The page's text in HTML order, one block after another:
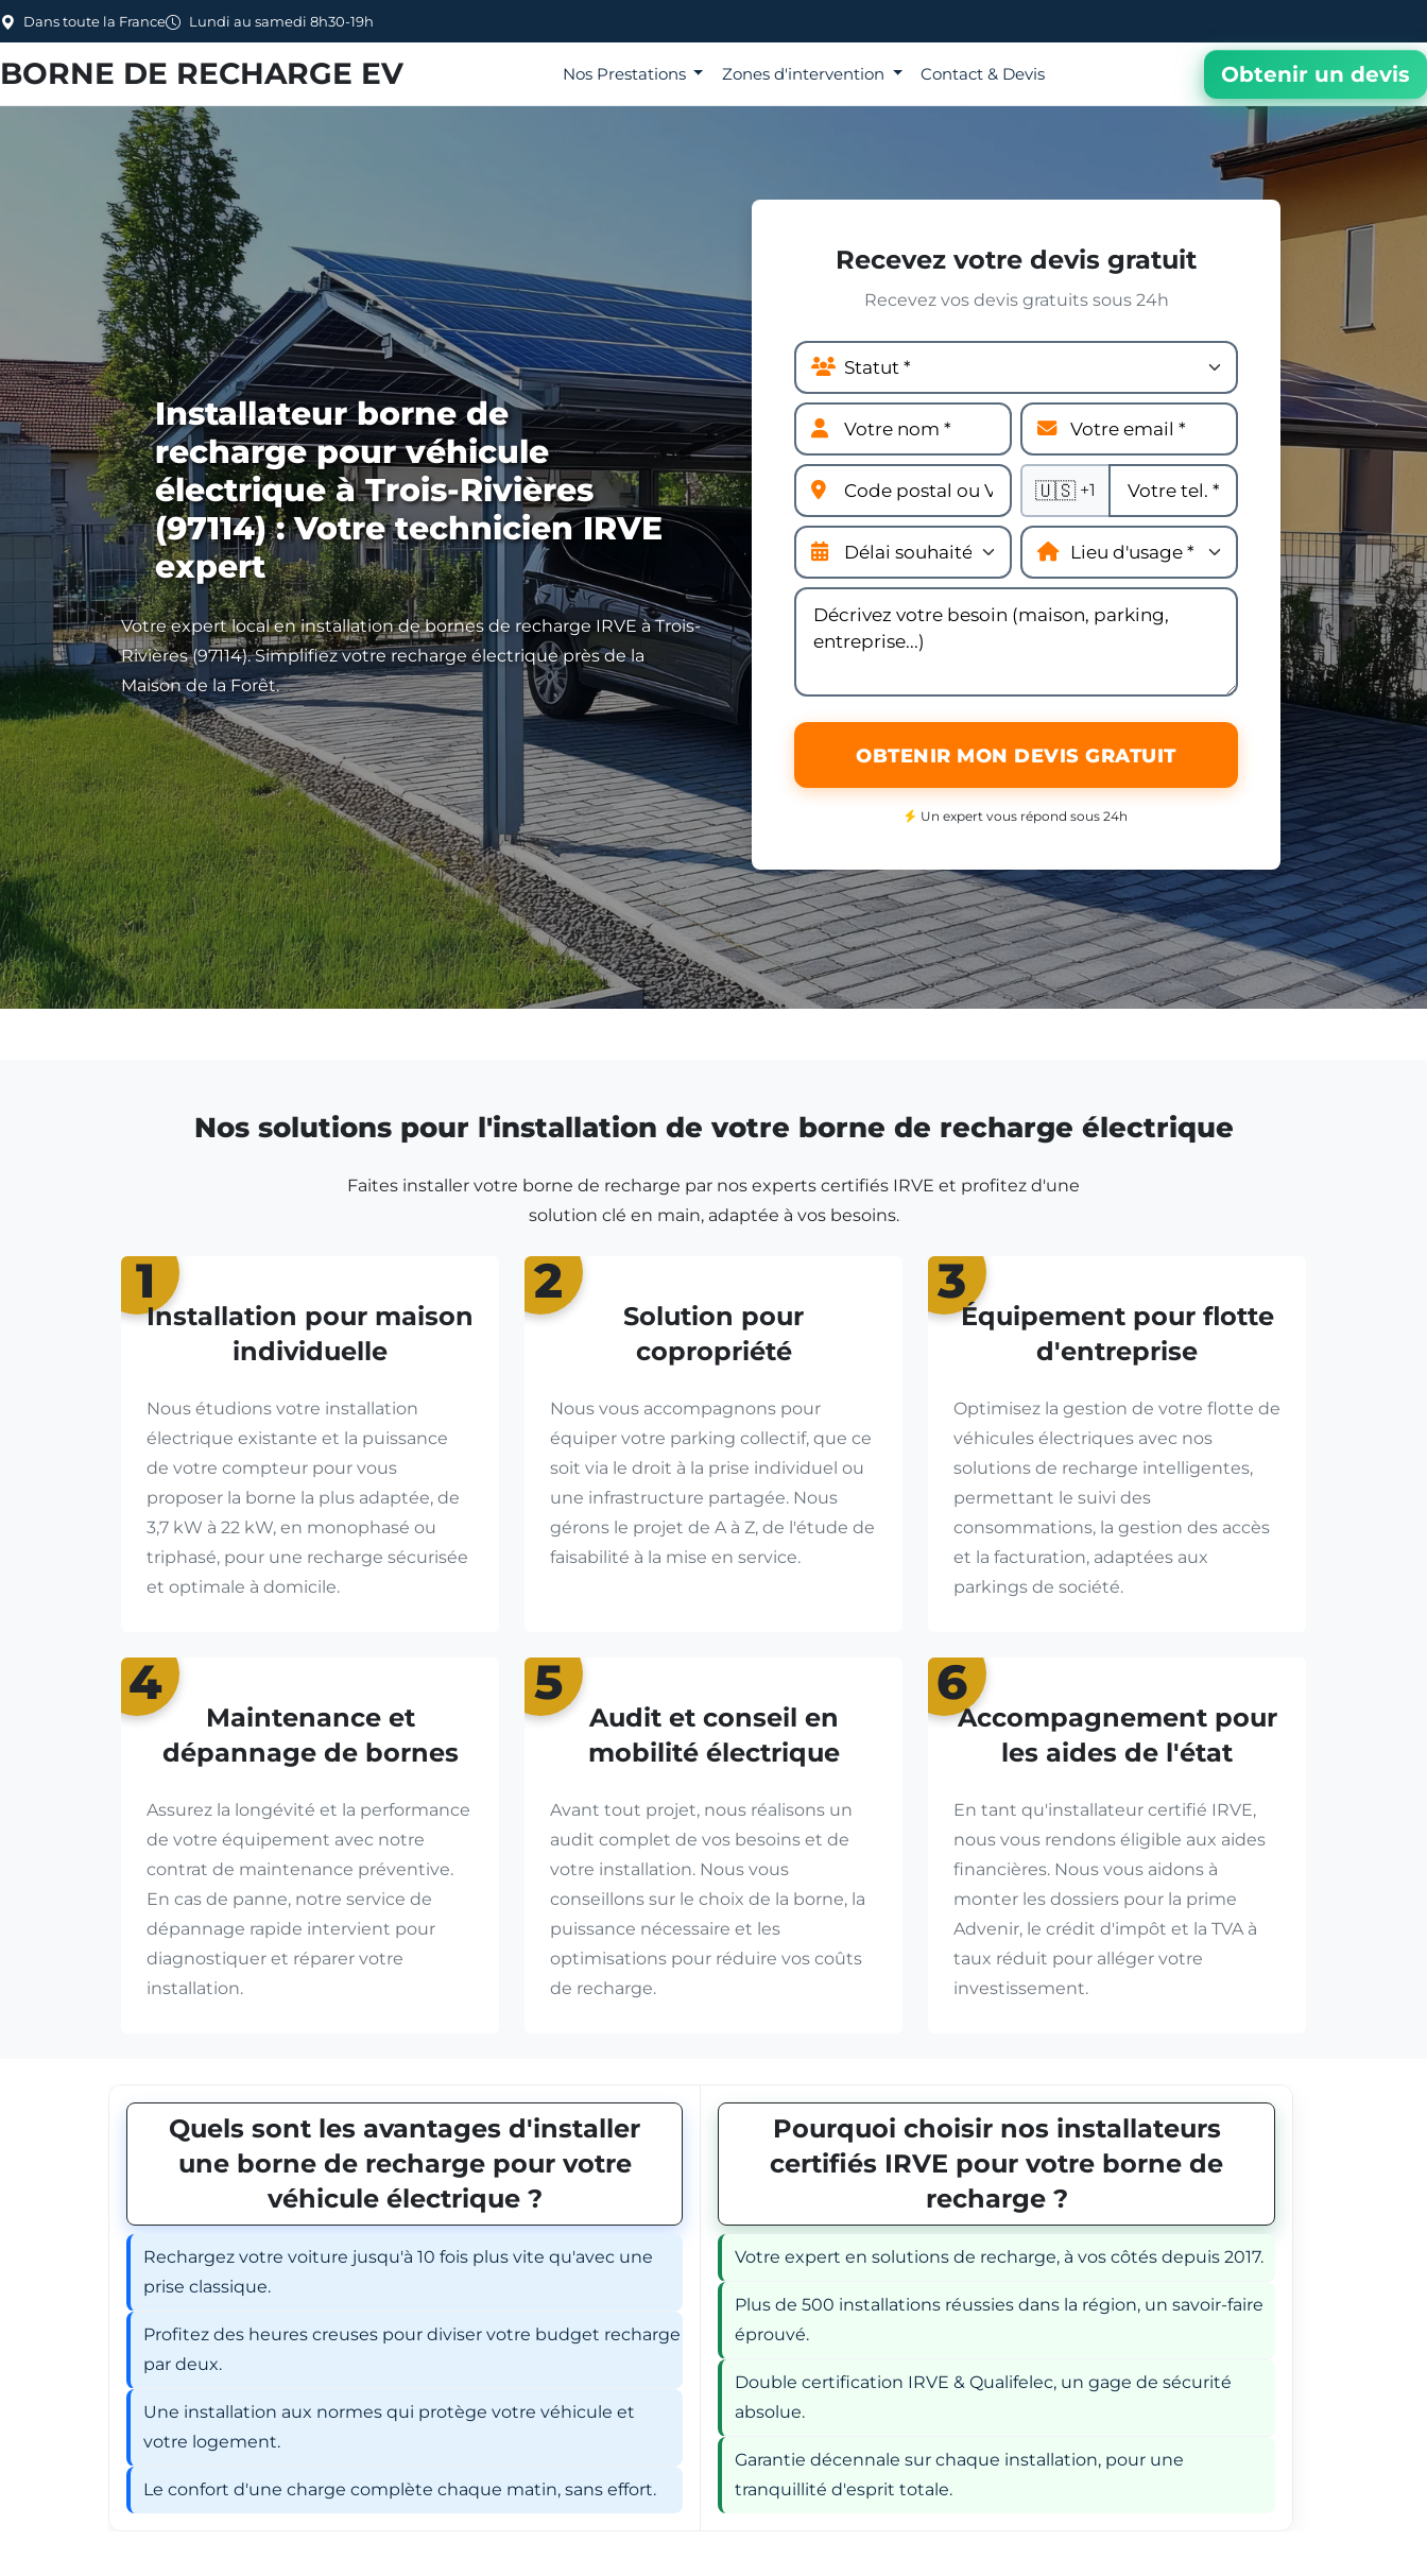
Dans toute la France Lundi au samedi 8h30-19h
BORNE DE RECHARGE EV Nos Prestations Zones d'intervention Contact & Devis Obtenir un devis
Installateur borne de
recharge pour véhicule
électrique à Trois-Rivières
(97114) : Votre technicien IRVE
expert
Votre expert local en installation de bornes de recharge IRVE à Trois-
Rivières (97114). Simplifiez votre recharge électrique près de la
Maison de la Forêt.
Recevez votre devis gratuit
Recevez vos devis gratuits sous 24h
🇺🇸 +1
OBTENIR MON DEVIS GRATUIT
Un expert vous répond sous 24h
Nos solutions pour l'installation de votre borne de recharge électrique
Faites installer votre borne de recharge par nos experts certifiés IRVE et profitez d'une
solution clé en main, adaptée à vos besoins.
1
Installation pour maison
individuelle
Nous étudions votre installation
électrique existante et la puissance
de votre compteur pour vous
proposer la borne la plus adaptée, de
3,7 kW à 22 kW, en monophasé ou
triphasé, pour une recharge sécurisée
et optimale à domicile.
2
Solution pour
copropriété
Nous vous accompagnons pour
équiper votre parking collectif, que ce
soit via le droit à la prise individuel ou
une infrastructure partagée. Nous
gérons le projet de A à Z, de l'étude de
faisabilité à la mise en service.
3
Équipement pour flotte
d'entreprise
Optimisez la gestion de votre flotte de
véhicules électriques avec nos
solutions de recharge intelligentes,
permettant le suivi des
consommations, la gestion des accès
et la facturation, adaptées aux
parkings de société.
4
Maintenance et
dépannage de bornes
Assurez la longévité et la performance
de votre équipement avec notre
contrat de maintenance préventive.
En cas de panne, notre service de
dépannage rapide intervient pour
diagnostiquer et réparer votre
installation.
5
Audit et conseil en
mobilité électrique
Avant tout projet, nous réalisons un
audit complet de vos besoins et de
votre installation. Nous vous
conseillons sur le choix de la borne, la
puissance nécessaire et les
optimisations pour réduire vos coûts
de recharge.
6
Accompagnement pour
les aides de l'état
En tant qu'installateur certifié IRVE,
nous vous rendons éligible aux aides
financières. Nous vous aidons à
monter les dossiers pour la prime
Advenir, le crédit d'impôt et la TVA à
taux réduit pour alléger votre
investissement.
Quels sont les avantages d'installer
une borne de recharge pour votre
véhicule électrique ?
Rechargez votre voiture jusqu'à 10 fois plus vite qu'avec une
prise classique.
Profitez des heures creuses pour diviser votre budget recharge
par deux.
Une installation aux normes qui protège votre véhicule et
votre logement.
Le confort d'une charge complète chaque matin, sans effort.
Pourquoi choisir nos installateurs
certifiés IRVE pour votre borne de
recharge ?
Votre expert en solutions de recharge, à vos côtés depuis 2017.
Plus de 500 installations réussies dans la région, un savoir-faire
éprouvé.
Double certification IRVE & Qualifelec, un gage de sécurité
absolue.
Garantie décennale sur chaque installation, pour une
tranquillité d'esprit totale.